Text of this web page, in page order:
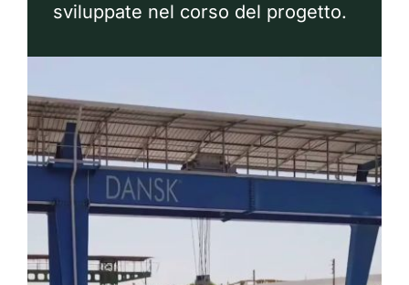
sviluppate nel corso del progetto.